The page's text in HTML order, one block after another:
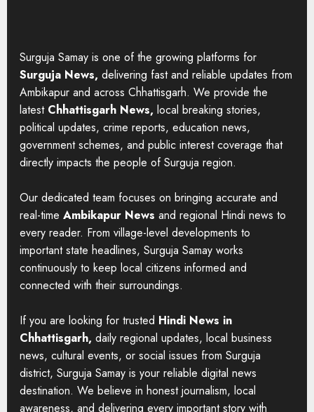
Surguja Samay is one of the growing platforms for
Surguja News, delivering fast and reliable updates from
Ambikapur and across Chhattisgarh. We provide the
latest Chhattisgarh News, local breaking stories,
political updates, crime reports, education news,
government schemes, and public interest coverage that
directly impacts the people of Surguja region.
Our dedicated team focuses on bringing accurate and
real-time Ambikapur News and regional Hindi news to
every reader. From village-level developments to
important state headlines, Surguja Samay works
continuously to keep local citizens informed and
connected with their surroundings.
If you are looking for trusted Hindi News in
Chhattisgarh, daily regional updates, local business
news, cultural events, or social issues from Surguja
district, Surguja Samay is your reliable digital news
destination. We believe in honest journalism, local
awareness, and delivering every important story with